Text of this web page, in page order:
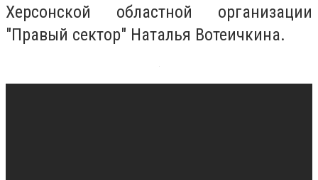
Херсонской областной организации
"Правый сектор" Наталья Вотеичкина.